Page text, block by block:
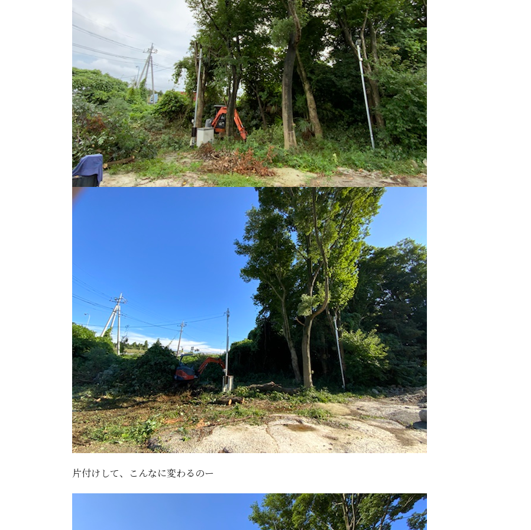
片付けして、こんなに変わるのー